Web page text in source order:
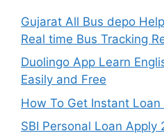
Gujarat All Bus depo
Real time Bus Tracking
Duolingo App Learn
Easily and Free
How To Get Instant
SBI Personal Loan Apply